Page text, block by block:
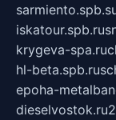
iskatour.spb.ru
krygeva-spa.ru
hl-beta.spb.ru
epoha-
dieselvostok.ru